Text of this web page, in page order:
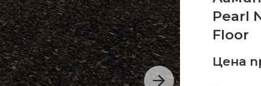
Pearl
Floor
Цена